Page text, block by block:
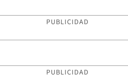
PUBLICIDAD
PUBLICIDAD